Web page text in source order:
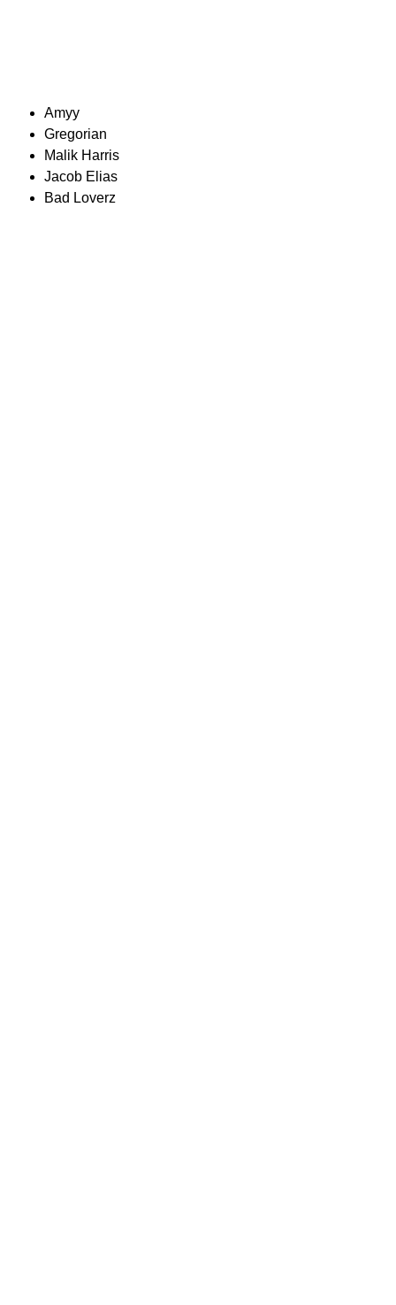
Amyy
Gregorian
Malik Harris
Jacob Elias
Bad Loverz